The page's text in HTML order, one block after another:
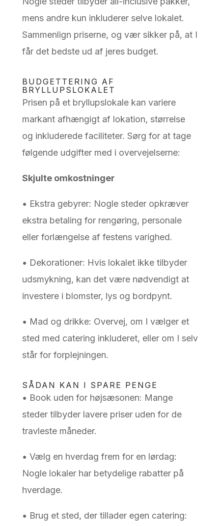
mens andre kun inkluderer selve lokalet.
Sammenlign priserne, og vær sikker på, at I
får det bedste ud af jeres budget.
BUDGETTERING AF
BRYLLUPSLOKALET
Prisen på et bryllupslokale kan variere
markant afhængigt af lokation, størrelse
og inkluderede faciliteter. Sørg for at tage
følgende udgifter med i overvejelserne:
Skjulte omkostninger
• Ekstra gebyrer: Nogle steder opkræver
ekstra betaling for rengøring, personale
eller forlængelse af festens varighed.
• Dekorationer: Hvis lokalet ikke tilbyder
udsmykning, kan det være nødvendigt at
investere i blomster, lys og bordpynt.
• Mad og drikke: Overvej, om I vælger et
sted med catering inkluderet, eller om I selv
står for forplejningen.
SÅDAN KAN I SPARE PENGE
• Book uden for højsæsonen: Mange
steder tilbyder lavere priser uden for de
travleste måneder.
• Vælg en hverdag frem for en lørdag:
Nogle lokaler har betydelige rabatter på
hverdage.
• Brug et sted, der tillader egen catering: